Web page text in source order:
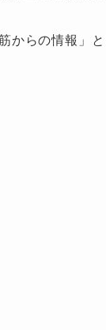
からの情報」